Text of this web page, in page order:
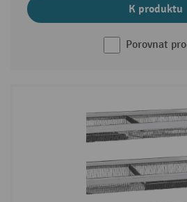
K produktu
Porovnat